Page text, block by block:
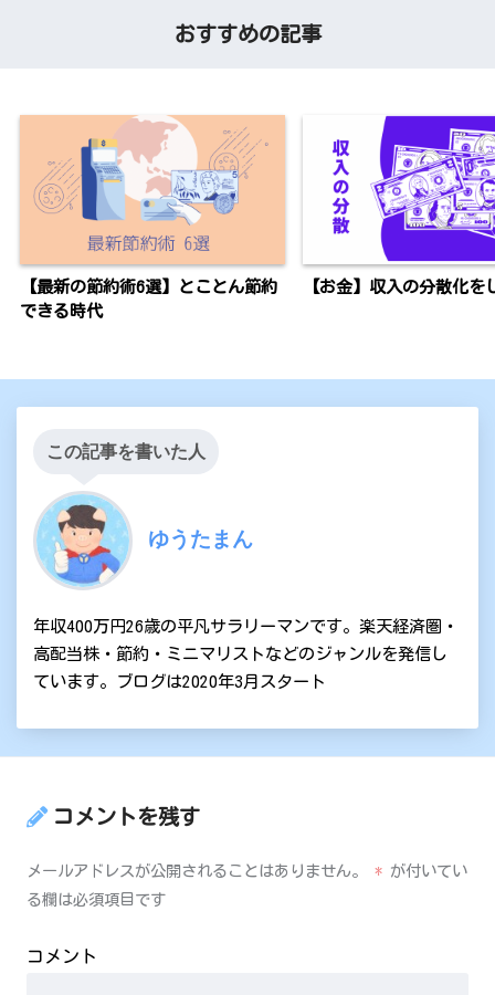
おすすめの記事
【最新の節約術6選】とことん節約
できる時代
【お金】収入の分散化を
この記事を書いた人
ゆうたまん
年収400万円26歳の平凡サラリーマンです。楽天経済圏・
高配当株・節約・ミニマリストなどのジャンルを発信し
ています。ブログは2020年3月スタート
コメントを残す
メールアドレスが公開されることはありません。 * が付いてい
る欄は必須項目です
コメント